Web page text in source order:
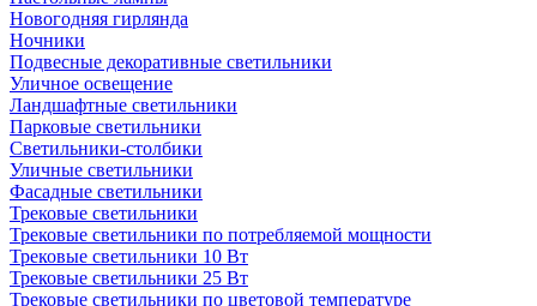
Новогодняя гирлянда
Ночники
Подвесные декоративные светильники
Уличное освещение
Ландшафтные светильники
Парковые светильники
Светильники-столбики
Уличные светильники
Фасадные светильники
Трековые светильники
Трековые светильники по потребляемой мощности
Трековые светильники 10 Вт
Трековые светильники 25 Вт
Трековые светильники по цветовой температуре